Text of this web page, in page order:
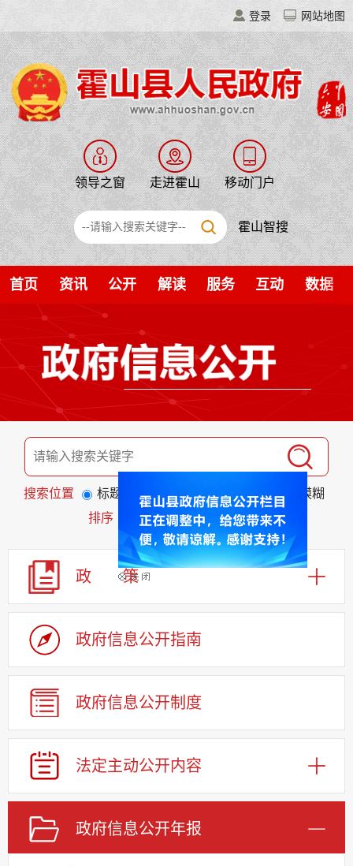
登录 网站地图
领导之窗 走进霍山 移动门户
霍山智搜
首页 资讯 公开 解读 服务 互动 数据
搜索位置 标题 全文 匹配度 精准
模糊
排序
发布日期 相关程度
政 策
政府信息公开指南
政府信息公开制度
法定主动公开内容
政府信息公开年报